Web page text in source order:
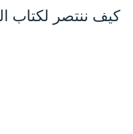
كيف ننتصر لكتاب